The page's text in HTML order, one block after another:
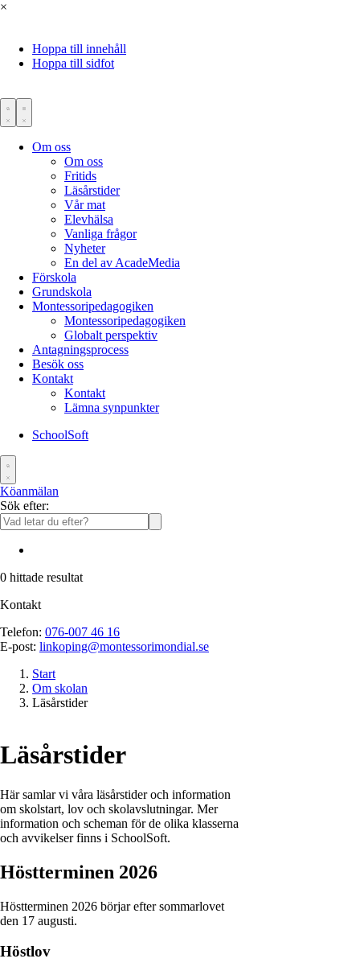
×
Hoppa till innehåll
Hoppa till sidfot
Om oss
Om oss
Fritids
Läsårstider
Vår mat
Elevhälsa
Vanliga frågor
Nyheter
En del av AcadeMedia
Förskola
Grundskola
Montessoripedagogiken
Montessoripedagogiken
Globalt perspektiv
Antagningsprocess
Besök oss
Kontakt
Kontakt
Lämna synpunkter
SchoolSoft
Köanmälan
Sök efter:
0 hittade resultat
Kontakt
Telefon: 076-007 46 16
E-post: linkoping@montessorimondial.se
Start
Om skolan
Läsårstider
Läsårstider
Här samlar vi våra läsårstider och information
om skolstart, lov och skolavslutningar. Mer
information och scheman för de olika klasserna
och avvikelser finns i SchoolSoft.
Höstterminen 2026
Höstterminen 2026 börjar efter sommarlovet
den 17 augusti.
Höstlov